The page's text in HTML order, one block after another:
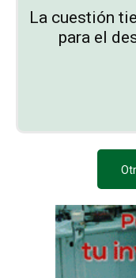
La cuestión
para el